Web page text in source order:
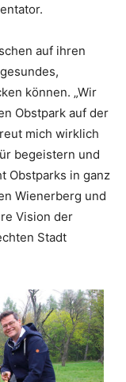
auf ihren
können. „Wir
Obstpark auf der
mich wirklich
begeistern und
Obstparks in ganz
Wienerberg und
Vision der
Stadt